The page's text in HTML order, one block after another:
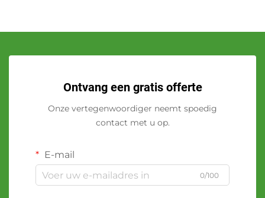
Ontvang een gratis offerte
Onze vertegenwoordiger neemt spoedig
contact met u op.
E-mail
0/100